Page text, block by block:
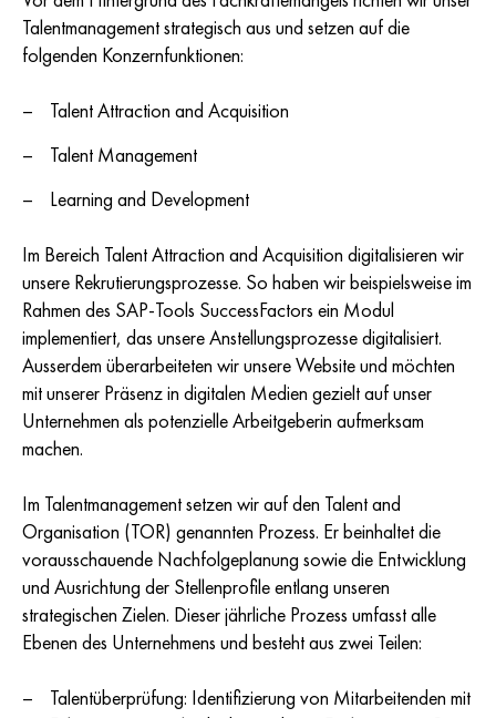
Talentmanagement strategisch aus und setzen auf die
folgenden Konzernfunktionen:
Talent Attraction and Acquisition
Talent Management
Learning and Development
Im Bereich Talent Attraction and Acquisition digitalisieren wir
unsere Rekrutierungsprozesse. So haben wir beispielsweise im
Rahmen des SAP-Tools SuccessFactors ein Modul
implementiert, das unsere Anstellungsprozesse digitalisiert.
Ausserdem überarbeiteten wir unsere Website und möchten
mit unserer Präsenz in digitalen Medien gezielt auf unser
Unternehmen als potenzielle Arbeitgeberin aufmerksam
machen.
Im Talentmanagement setzen wir auf den Talent and
Organisation (TOR) genannten Prozess. Er beinhaltet die
vorausschauende Nachfolgeplanung sowie die Entwicklung
und Ausrichtung der Stellenprofile entlang unseren
strategischen Zielen. Dieser jährliche Prozess umfasst alle
Ebenen des Unternehmens und besteht aus zwei Teilen:
Talentüberprüfung: Identifizierung von Mitarbeitenden mit